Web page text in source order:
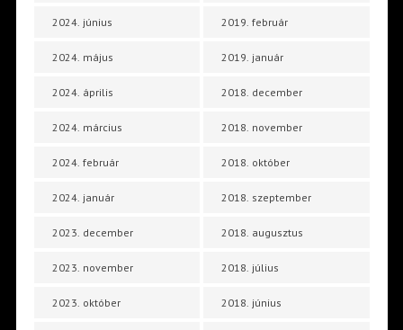
2024. június
2024. május
2024. április
2024. március
2024. február
2024. január
2023. december
2023. november
2023. október
2019. február
2019. január
2018. december
2018. november
2018. október
2018. szeptember
2018. augusztus
2018. július
2018. június